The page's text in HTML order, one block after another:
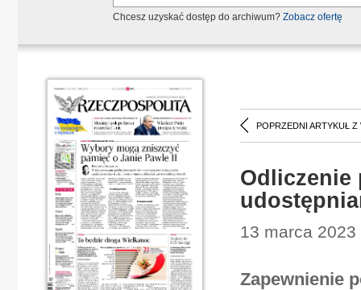
Chcesz uzyskać dostęp do archiwum? Zobacz ofertę
POPRZEDNI ARTYKUŁ Z
Odliczenie
13 marca
Zapewnienie